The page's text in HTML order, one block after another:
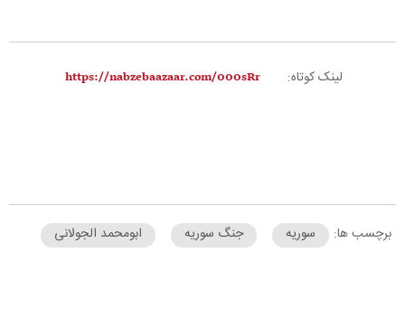
لینک کوتاه:
برچسب ها: سوریه جنگ سوریه ابومحمد الجولانی